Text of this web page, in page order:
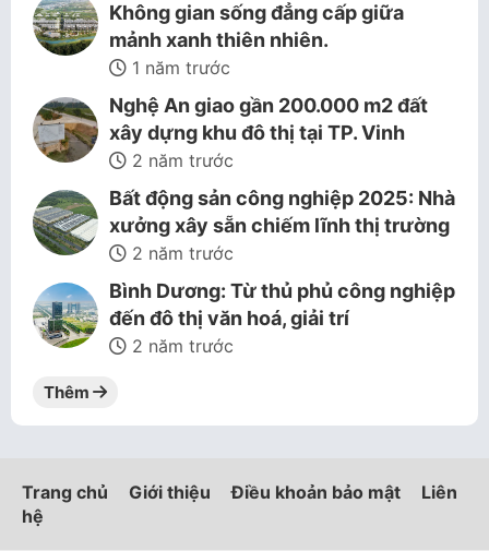
Không gian sống đẳng cấp giữa
mảnh xanh thiên nhiên.
1 năm trước
Nghệ An giao gần 200.000 m2 đất
xây dựng khu đô thị tại TP. Vinh
2 năm trước
Bất động sản công nghiệp 2025: Nhà
xưởng xây sẵn chiếm lĩnh thị trường
2 năm trước
Bình Dương: Từ thủ phủ công nghiệp
đến đô thị văn hoá, giải trí
2 năm trước
Thêm
Trang chủ Giới thiệu Điều khoản bảo mật
Liên
hệ